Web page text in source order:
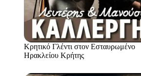
Κρητικό Γλέντι στον Εσταυρωμένο
Ηρακλείου Κρήτης